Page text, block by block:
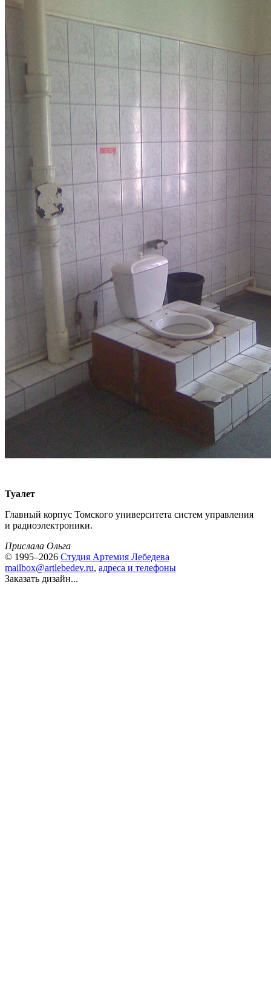
Туалет
Главный корпус Томского университета систем управления
и радиоэлектроники.
Прислала Ольга
© 1995–2026 Студия Артемия Лебедева
mailbox@artlebedev.ru, адреса и телефоны
Заказать дизайн...